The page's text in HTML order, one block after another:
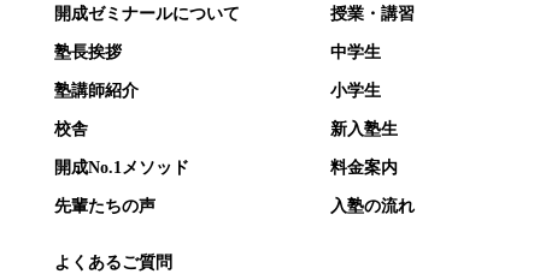
開成ゼミナールについて
塾長挨拶
塾講師紹介
校舎
開成No.1メソッド
先輩たちの声
授業・講習
中学生
小学生
新入塾生
料金案内
入塾の流れ
よくあるご質問